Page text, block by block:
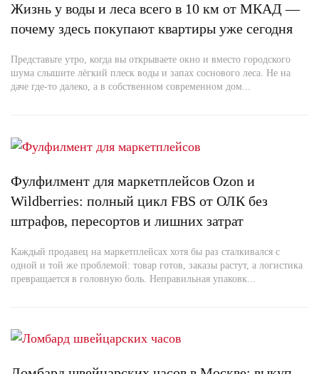
Жизнь у воды и леса всего в 10 км от МКАД —
почему здесь покупают квартиры уже сегодня
Представьте утро, когда вы открываете окно и вместо городского
шума слышите лёгкий плеск воды и запах соснового леса. Не на
даче где-то далеко, а в собственном современном дом...
Фулфилмент для маркетплейсов Ozon и
Wildberries: полный цикл FBS от ОЛК без
штрафов, пересортов и лишних затрат
Каждый продавец на маркетплейсах хотя бы раз сталкивался с
одной и той же проблемой: товар готов, заказы растут, а логистика
превращается в головную боль. Неправильная упаковк...